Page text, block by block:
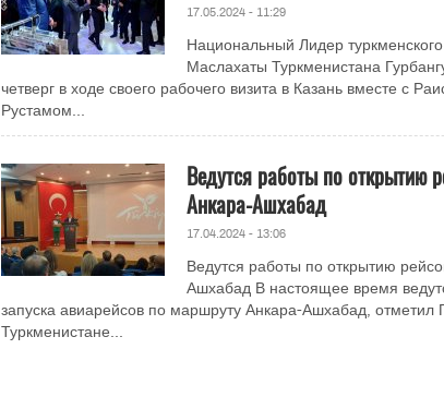
17.05.2024 - 11:29
Национальный Лидер
Маслахаты Туркменистана
четверг в ходе своего рабочего визита в Казань вместе с
Рустамом...
Ведутся работы по открытию
Анкара-Ашхабад
17.04.2024 - 13:06
Ведутся работы по открытию
Ашхабад В настоящее время
запуска авиарейсов по маршруту Анкара-Ашхабад, отметил
Туркменистане...